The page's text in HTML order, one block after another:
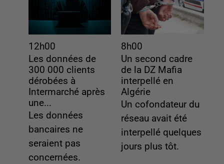
12h00
Les données de
300 000 clients
dérobées à
Intermarché après
une...
Les données
bancaires ne
seraient pas
concernées.
8h00
Un second cadre
de la DZ Mafia
interpellé en
Algérie
Un cofondateur du
réseau avait été
interpellé quelques
jours plus tôt.